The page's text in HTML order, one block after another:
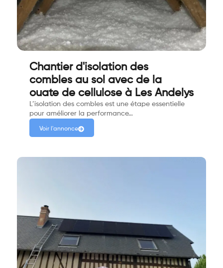
Chantier d'isolation des
combles au sol avec de la
ouate de cellulose à Les Andelys
L’isolation des combles est une étape essentielle
pour améliorer la performance…
Voir l'annonce